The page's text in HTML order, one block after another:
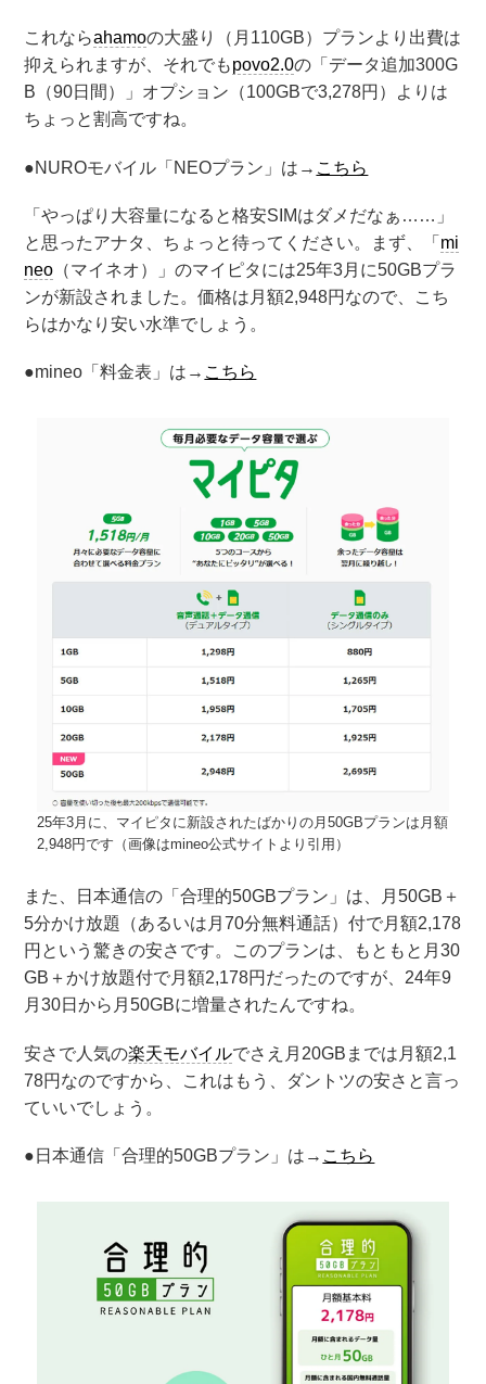
これならahamoの大盛り（月110GB）プランより出費は
抑えられますが、それでもpovo2.0の「データ追加300G
B（90日間）」オプション（100GBで3,278円）よりは
ちょっと割高ですね。
●NUROモバイル「NEOプラン」は→ こちら
「やっぱり大容量になると格安SIMはダメだなぁ……」
と思ったアナタ、ちょっと待ってください。まず、「 mi
neo （マイネオ）」のマイピタには25年3月に50GBプラ
ンが新設されました。価格は月額2,948円なので、こち
らはかなり安い水準でしょう。
●mineo「料金表」は→ こちら
25年3月に、マイピタに新設されたばかりの月50GBプランは月額
2,948円です（画像はmineo公式サイトより引用）
また、日本通信の「合理的50GBプラン」は、月50GB＋
5分かけ放題（あるいは月70分無料通話）付で月額2,178
円という驚きの安さです。このプランは、もともと月30
GB＋かけ放題付で月額2,178円だったのですが、24年9
月30日から月50GBに増量されたんですね。
安さで人気の楽天モバイルでさえ月20GBまでは月額2,1
78円なのですから、これはもう、ダントツの安さと言っ
ていいでしょう。
●日本通信「合理的50GBプラン」は→ こちら